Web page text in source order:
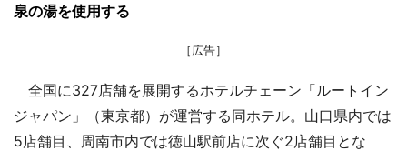
泉の湯を使用する
［広告］
全国に327店舗を展開するホテルチェーン「ルートイン
ジャパン」（東京都）が運営する同ホテル。山口県内では
5店舗目、周南市内では徳山駅前店に次ぐ2店舗目とな